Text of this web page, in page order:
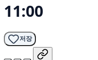
11:00
저장